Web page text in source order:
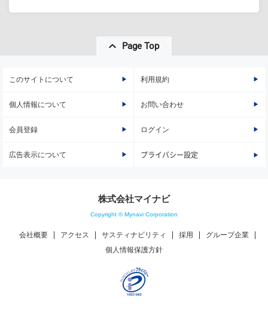
Page Top
このサイトについて 利用規約
個人情報について お問い合わせ
会員登録 ログイン
広告表示について プライバシー設定
株式会社マイナビ
Copyright © Mynavi Corporation
会社概要 アクセス サスティナビリティ 採用
グループ企業
個人情報保護方針